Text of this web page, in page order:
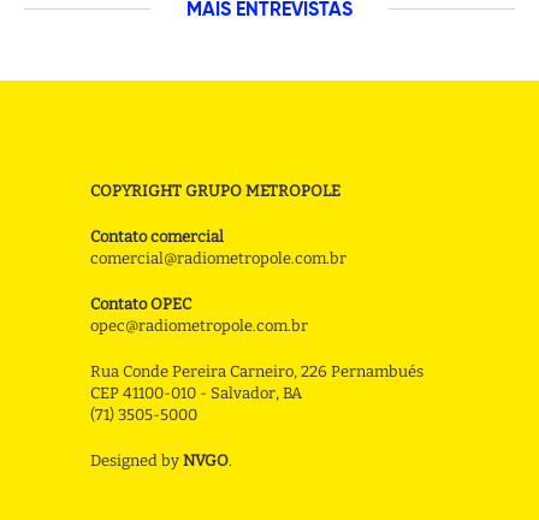
MAIS ENTREVISTAS
COPYRIGHT GRUPO METROPOLE
Contato comercial
comercial@radiometropole.com.br
Contato OPEC
opec@radiometropole.com.br
Rua Conde Pereira Carneiro, 226 Pernambués
CEP 41100-010 - Salvador, BA
(71) 3505-5000
Designed by NVGO.